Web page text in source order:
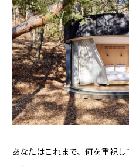
あなたはこれまで、何を重視